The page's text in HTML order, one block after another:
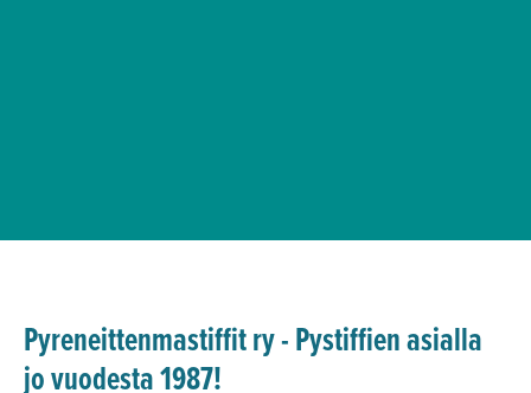
Pyreneittenmastiffit ry - Pystiffien asialla
jo vuodesta 1987!